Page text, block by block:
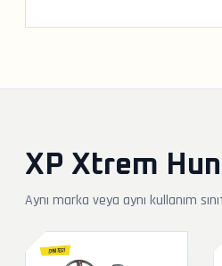
XP Xtrem
Aynı marka veya aynı kullanım